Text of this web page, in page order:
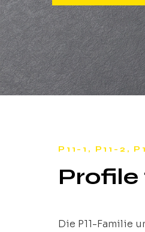
P11-1, P11-2,
Profile
Die P11-Familie